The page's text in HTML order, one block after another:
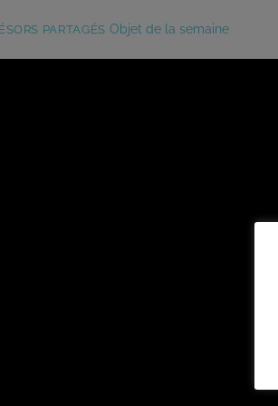
PARTAGÉS Objet de la semaine